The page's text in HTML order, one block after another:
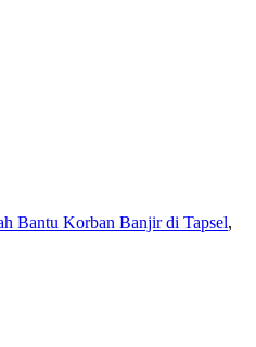
Bantu Korban Banjir di Tapsel,